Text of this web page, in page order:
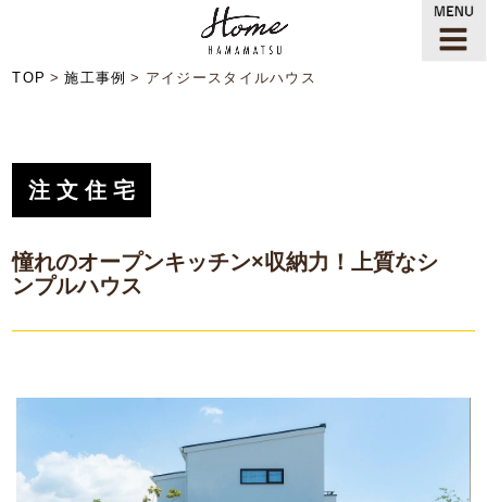
TOP 施工事例 アイジースタイルハウス
注文住宅
憧れのオープンキッチン×収納力！上質なシ
ンプルハウス